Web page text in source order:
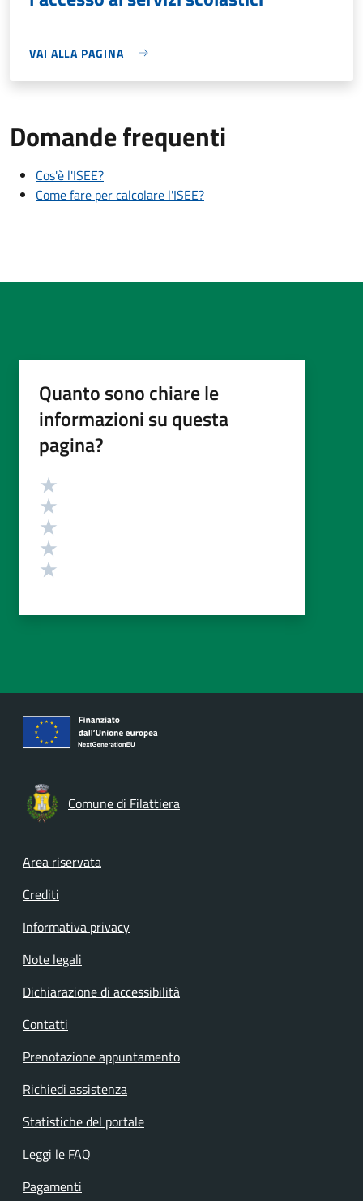
VAI ALLA PAGINA
Domande frequenti
Cos'è l'ISEE?
Come fare per calcolare l'ISEE?
Quanto sono chiare le
informazioni su questa
pagina?
Valutazione
Comune di Filattiera
Footer menu
Area riservata
Crediti
Informativa privacy
Note legali
Dichiarazione di accessibilità
Contatti
Prenotazione appuntamento
Richiedi assistenza
Statistiche del portale
Leggi le FAQ
Pagamenti